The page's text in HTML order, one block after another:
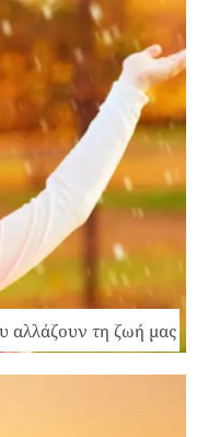
αλλάζουν τη ζωή μας